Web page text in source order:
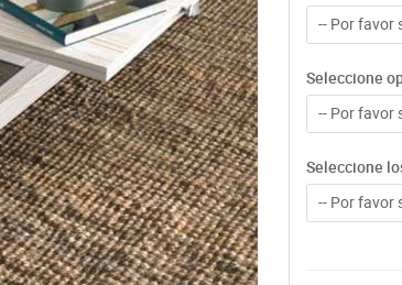
-- Por favor
Seleccione
-- Por favor
Seleccione
-- Por favor